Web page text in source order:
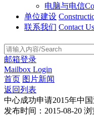
电脑与电信
单位建设
联系我们 Contact Us
邮箱登录
Mailbox Login
首页 图片新闻
返回列表
中心成功申请2015年中
发布时间：2015-08-20 浏